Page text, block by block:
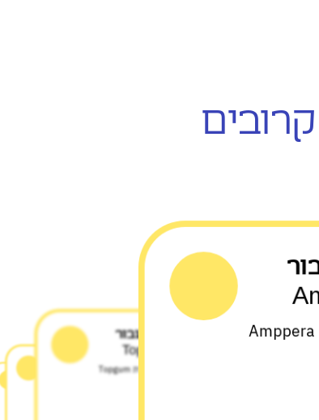
יום ראיונות עבור
יום ראיונות עבור חברת Topgum
יום ראיונות עבור
חברת nvidia
יום ראיונות עבור